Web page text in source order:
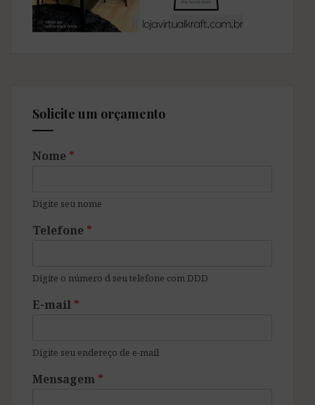
Solicite um orçamento
Nome *
Digite seu nome
Telefone *
Digite o número d seu telefone com DDD
E-mail *
Digite seu endereço de e-mail
Mensagem *